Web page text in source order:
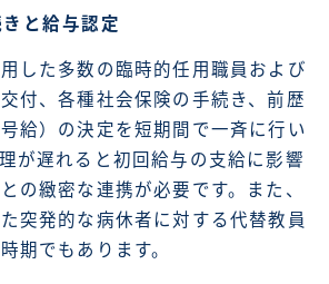
と給与認定
した多数の臨時的任用職員および
付、各種社会保険の手続き、前歴
給）の決定を短期間で一斉に行い
が遅れると初回給与の支給に影響
の緻密な連携が必要です。また、
突発的な病休者に対する代替教員
期でもあります。